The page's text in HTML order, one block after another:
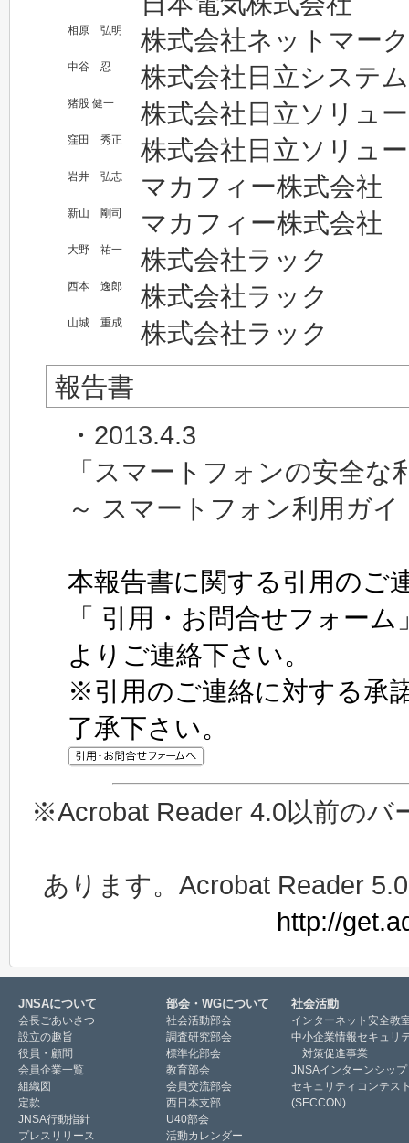
相原 弘明 株式会社ネットマー
中谷 忍 株式会社日立システ
猪股 健一 株式会社日立ソリュ
窪田 秀正 株式会社日立ソリュ
岩井 弘志 マカフィー株式会社
新山 剛司 マカフィー株式会社
大野 祐一 株式会社ラック
西本 逸郎 株式会社ラック
山城 重成
株式会社ラック
報告書
・2013.4.3
「 スマートフォンの安全な
～ スマートフォン利用ガ
本報告書に関する引用のご
「 引用・お問合せフォーム
よりご連絡下さい。
※引用のご連絡に対する承
了承下さい。
※Acrobat Reader 4.0以前のバ
あります。Acrobat Reader
http://
JNSAについて
会長ごあいさつ
設立の趣旨
役員・顧問
会員企業一覧
組織図
定款
JNSA行動指針
プレスリリース
部会・WGについて
社会活動部会
調査研究部会
標準化部会
教育部会
会員交流部会
西日本支部
U40部会
活動カレンダー
社会活動
インターネット安全教
中小企業情報セキュリ
対策促進事業
JNSAインターンシップ
セキュリティコンテス
(SECCON)